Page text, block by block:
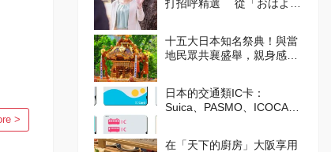
>
打招呼精選 從「おはよう
十五大日本知名祭典！與當
地民眾共襄盛舉，親身感受
日本的交通類IC卡：
Suica、PASMO、ICOCA的
在「天下的廚房」大阪享用